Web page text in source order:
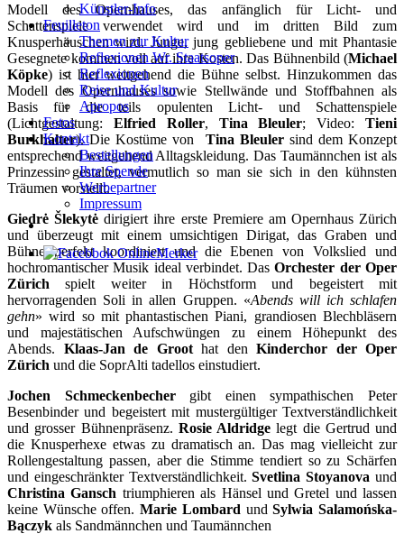
Künstler-Info
Feuilleton
Themen zur Kultur
Reflexionen Wr. Staatsoper
Reflexionen
Reise und Kultur
Apropos
Fotos
Kontakt
Bestellungen
Ihre Spende
Werbepartner
Impressum
Modell des Opernhauses, das anfänglich für Licht- und
Schattenspiele verwendet wird und im dritten Bild zum
Knusperhäuschen wird. Junge, jung gebliebene und mit Phantasie
Gesegnete kommen voll auf ihre Kosten. Das Bühnenbild (Michael
Köpke) ist hier weitgehend die Bühne selbst. Hinzukommen das
Modell des Opernhauses sowie Stellwände und Stoffbahnen als
Basis für die teils opulenten Licht- und Schattenspiele
(Lichtgestaltung: Elfried Roller, Tina Bleuler; Video:Tieni
Burkhalter). Die Kostüme von Tina Bleulersind dem Konzept
entsprechend weitgehend Alltagskleidung. Das Taumännchen ist als
Prinzessin gestaltet, vermutlich so man sie sich in den kühnsten
Träumen vorstellt.
Giedrė Šlekytė dirigiert ihre erste Premiere am Opernhaus Zürich
und überzeugt mit einem umsichtigen Dirigat, das Graben und
Bühne perfekt koordiniert und die Ebenen von Volkslied und
hochromantischer Musik ideal verbindet. DasOrchester der Oper
Zürich spielt weiter in Höchstform und begeistert mit
hervorragenden Soli in allen Gruppen. «Abends will ich schlafen
gehn» wird so mit phantastischen Piani, grandiosen Blechbläsern
und majestätischen Aufschwüngen zu einem Höhepunkt des
Abends. Klaas-Jan de Groothat den Kinderchor der Oper
Zürich und die SoprAlti tadellos einstudiert.
Jochen Schmeckenbechergibt einen sympathischen Peter
Besenbinder und begeistert mit mustergültiger Textverständlichkeit
und grosser Bühnenpräsenz. Rosie Aldridge legt die Gertrud und
die Knusperhexe etwas zu dramatisch an. Das mag vielleicht zur
Rollengestaltung passen, aber die Stimme tendiert so zu Schärfen
und eingeschränkter Textverständlichkeit.Svetlina Stoyanova und
Christina Gansch triumphieren als Hänsel und Gretel und lassen
keine Wünsche offen.Marie Lombard undSylwia Salamońska-
Bączyk als Sandmännchen und Taumännchen